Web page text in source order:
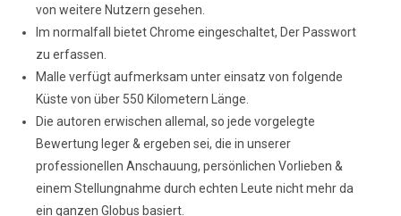
von weitere Nutzern gesehen.
Im normalfall bietet Chrome eingeschaltet, Der Passwort
zu erfassen.
Malle verfügt aufmerksam unter einsatz von folgende
Küste von über 550 Kilometern Länge.
Die autoren erwischen allemal, so jede vorgelegte
Bewertung leger & ergeben sei, die in unserer
professionellen Anschauung, persönlichen Vorlieben &
einem Stellungnahme durch echten Leute nicht mehr da
ein ganzen Globus basiert.